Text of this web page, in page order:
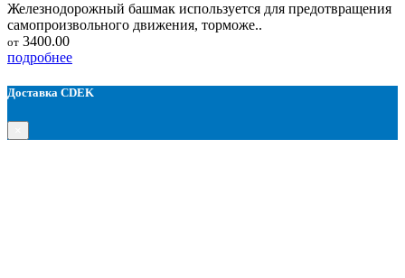
Железнодорожный башмак используется для предотвращения
самопроизвольного движения, торможе..
от 3400.00
подробнее
Доставка CDEK